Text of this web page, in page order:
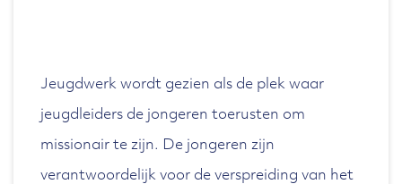
Jeugdwerk wordt gezien als de plek waar
jeugdleiders de jongeren toerusten om
missionair te zijn. De jongeren zijn
verantwoordelijk voor de verspreiding van het